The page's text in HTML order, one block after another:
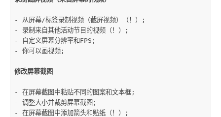
- 从屏幕/标签录制视频（截屏视频）（！）;
- 录制来自其他活动节目的视频（！）;
- 自定义屏幕分辨率和FPS;
- 你可以画视频;
修改屏幕截图
- 在屏幕截图中粘贴不同的图案和文本框;
- 调整大小并裁剪屏幕截图;
- 在屏幕截图中添加箭头和贴纸（！）;